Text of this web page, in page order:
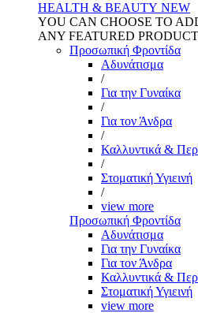
HEALTH & BEAUTY NEW
YOU CAN CHOOSE TO
ANY FEATURED
Προσωπική Φροντίδα
Αδυνάτισμα
/
Για την Γυναίκα
/
Για τον Άνδρα
/
Καλλυντικά &
/
Στοματική Υγιεινή
/
view more
Προσωπική Φροντίδα
Αδυνάτισμα
Για την Γυναίκα
Για τον Άνδρα
Καλλυντικά &
Στοματική Υγιεινή
view more